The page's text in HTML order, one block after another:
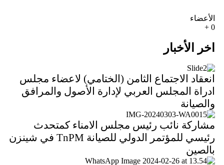
الأعضاء
+
اخر الأخبار
انعقاد الاجتماع الثامن (الختامي) لاعضاء مجلس
ادراة المجلس العربي لإدارة الأصول والمرافق
والصيانة
مشاركة نائب رئيس مجلس الامناء كمتحدث
رئيسي للمؤتمر الدولي للصيانة TnPM في شينزن
بالصين